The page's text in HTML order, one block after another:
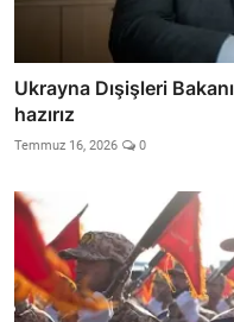
Ukrayna Dışişleri
hazırız
Temmuz 16, 2026 0